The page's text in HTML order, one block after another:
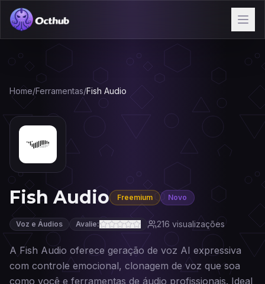
Home/Ferramentas/Fish Audio
Fish Audio Freemium Novo
Voz e Áudios Avalie: 216 visualizações
A Fish Audio oferece geração de voz AI expressiva
com controle emocional, clonagem de voz que soa
como você e ferramentas de áudio profissionais. Ideal